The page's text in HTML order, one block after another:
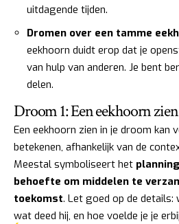
uitdagende tijden.
Dromen over een tamme
eekhoorn duidt erop dat je
van hulp van anderen. Je bent
delen.
Droom 1: Een eekhoorn zien
Een eekhoorn zien in je droom kan
betekenen, afhankelijk van de
Meestal symboliseert het
behoefte om middelen te
toekomst. Let goed op de details:
wat deed hij, en hoe voelde je je